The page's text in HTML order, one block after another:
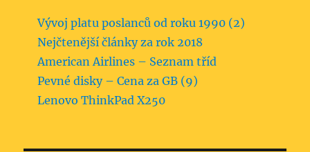
Vývoj platu poslanců od roku 1990 (2)
Nejčtenější články za rok 2018
American Airlines – Seznam tříd
Pevné disky – Cena za GB (9)
Lenovo ThinkPad X250